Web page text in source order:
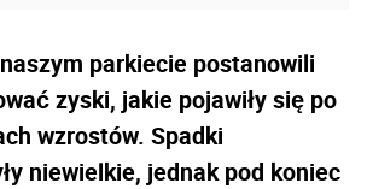
parkiecie postanowili
zyski, jakie pojawiły się po
wzrostów. Spadki
niewielkie, jednak pod koniec